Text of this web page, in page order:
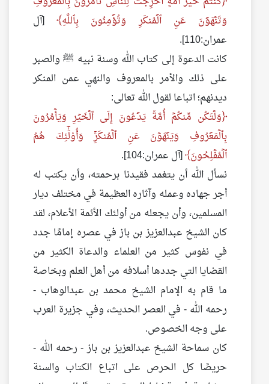
وَتَنۡهَوۡنَ عَنِ ٱلۡمُنكَرِ وَتُؤۡمِنُونَ بِٱللَّهِ [آل
عمران:110].
كانت الدعوة إلى كتاب الله وسنة نبيه ﷺ والصبر
على ذلك والأمر بالمعروف والنهي عمن المنكر
ديدنهم؛ اتباعا لقول الله تعالى:
وَلۡتَكُن مِّنكُمۡ أُمَّةٞ يَدۡعُونَ إِلَى ٱلۡخَيۡرِ وَيَأۡمُرُونَ
بِٱلۡمَعۡرُوفِ وَيَنۡهَوۡنَ عَنِ ٱلۡمُنكَرِۚ وَأُوْلَٰٓئِكَ هُمُ
ٱلۡمُفۡلِحُونَ [آل عمران:104].
نسأل الله أن يتغمد فقيدنا برحمته، وأن يكتب له
أجر جهاده وعمله وآثاره العظيمة في مختلف ديار
المسلمين، وأن يجعله من أولئك الأئمة الأعلام، لقد
كان الشيخ عبدالعزيز بن باز في عصره إمامًا جدد
في نفوس كثير من العلماء والدعاة الكثير من
القضايا التي جددها أسلافه من أهل العلم وبخاصة
ما قام به الإمام الشيخ محمد بن عبدالوهاب -
رحمه الله - في العصر الحديث، وفي جزيرة العرب
على وجه الخصوص.
كان سماحة الشيخ عبدالعزيز بن باز - رحمه الله -
حريصًا كل الحرص على اتباع الكتاب والسنة